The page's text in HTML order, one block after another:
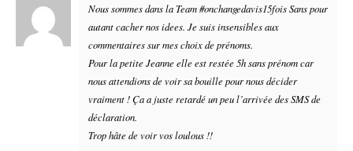
Nous sommes dans la Team #onchangedavis15fois Sans pour
autant cacher nos idees. Je suis insensibles aux
commentaires sur mes choix de prénoms.
Pour la petite Jeanne elle est restée 5h sans prénom car
nous attendions de voir sa bouille pour nous décider
vraiment ! Ça a juste retardé un peu l’arrivée des SMS de
déclaration.
Trop hâte de voir vos loulous !!